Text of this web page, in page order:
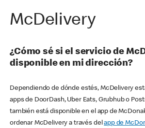
McDelivery
¿Cómo sé si el servicio de
disponible en mi dirección?
Dependiendo de dónde estés, McDelivery
apps de DoorDash, Uber Eats, Grubhub o
también está disponible en el app de
ordenar McDelivery a través delapp de